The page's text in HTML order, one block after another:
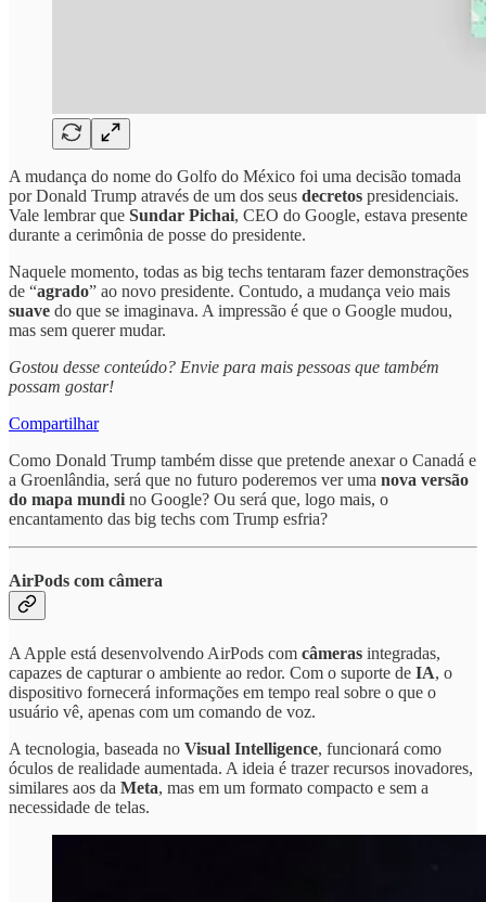
A mudança do nome do Golfo do México foi uma decisão tomada
por Donald Trump através de um dos seus decretos presidenciais.
Vale lembrar que Sundar Pichai, CEO do Google, estava presente
durante a cerimônia de posse do presidente.
Naquele momento, todas as big techs tentaram fazer demonstrações
de “agrado” ao novo presidente. Contudo, a mudança veio mais
suave do que se imaginava. A impressão é que o Google mudou,
mas sem querer mudar.
Gostou desse conteúdo? Envie para mais pessoas que também
possam gostar!
Compartilhar
Como Donald Trump também disse que pretende anexar o Canadá e
a Groenlândia, será que no futuro poderemos ver uma nova versão
do mapa mundi no Google? Ou será que, logo mais, o
encantamento das big techs com Trump esfria?
AirPods com câmera
A Apple está desenvolvendo AirPods com câmeras integradas,
capazes de capturar o ambiente ao redor. Com o suporte de IA, o
dispositivo fornecerá informações em tempo real sobre o que o
usuário vê, apenas com um comando de voz.
A tecnologia, baseada no Visual Intelligence, funcionará como
óculos de realidade aumentada. A ideia é trazer recursos inovadores,
similares aos da Meta, mas em um formato compacto e sem a
necessidade de telas.